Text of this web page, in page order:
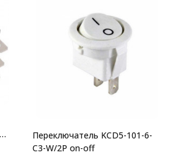
Переключатель KCD5-101-6-
C3-W/2P on-off